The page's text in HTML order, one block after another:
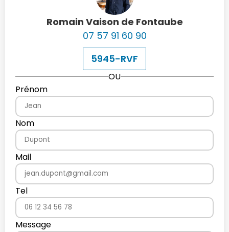
Romain Vaison de Fontaube
07 57 91 60 90
5945-RVF
OU
Prénom
Nom
Mail
Tel
Message